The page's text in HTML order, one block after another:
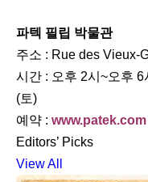
파텍 필립 박물관
주소 : Rue des Vieux-
시간 : 오후 2시~오후 6
(토)
예약 : www.patek.com
Editors’ Picks
View All